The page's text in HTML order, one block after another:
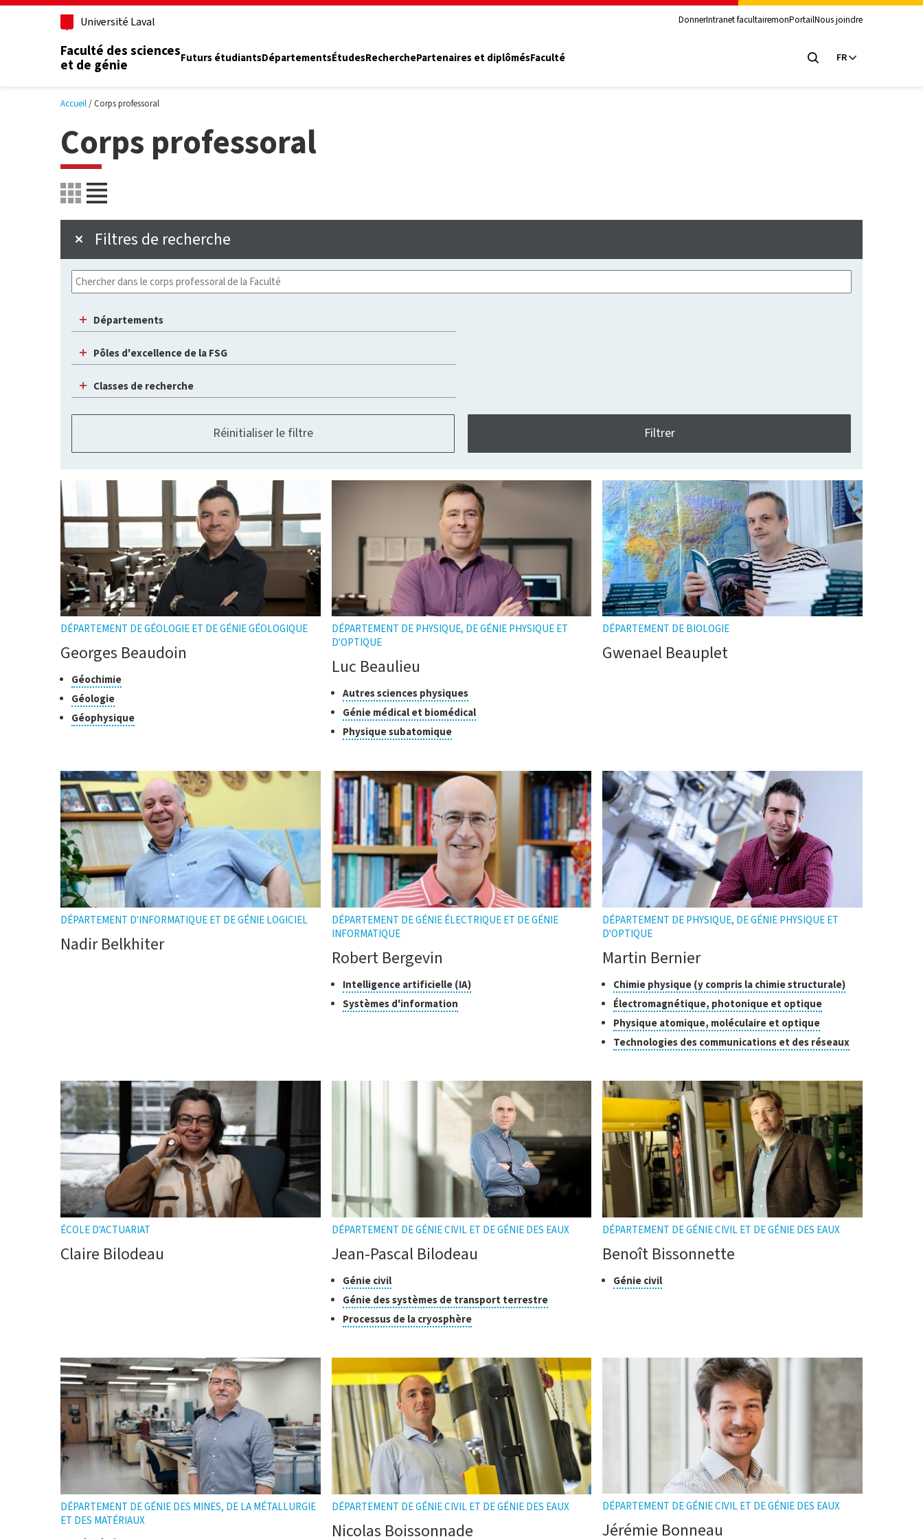
Aller au contenu principal
Université Laval DonnerIntranet facultairemonPortailNous joindre
Faculté des sciences
et de génie
Futurs étudiantsDépartementsÉtudesRecherchePartenaires et diplômésFaculté FR
Accueil Corps professoral
Corps professoral
Filtres de recherche
Départements
Pôles d'excellence de la FSG
Classes de recherche
DÉPARTEMENT DE GÉOLOGIE ET DE GÉNIE GÉOLOGIQUE
Georges Beaudoin
Classes
de
recherche
GéochimieCliquer
l'infobulle
GéologieCliquer
pour
ouvrir
GéophysiqueCliquer
DÉPARTEMENT DE PHYSIQUE, DE GÉNIE PHYSIQUE ET
D'OPTIQUE
Luc Beaulieu
Classes
de
recherche
Autres sciences physiquesCliquer
pour
ouvrir
Génie médical et biomédicalCliquer
Physique subatomiqueCliquer
l'infobulle
DÉPARTEMENT DE BIOLOGIE
Gwenael Beauplet
DÉPARTEMENT D'INFORMATIQUE ET DE GÉNIE LOGICIEL
Nadir Belkhiter
DÉPARTEMENT DE GÉNIE ÉLECTRIQUE ET DE GÉNIE
INFORMATIQUE
Robert Bergevin
Classes
de
recherche
Intelligence artificielle (IA)Cliquer
pour
Systèmes d'informationCliquer
pour
DÉPARTEMENT DE PHYSIQUE, DE GÉNIE PHYSIQUE ET
D'OPTIQUE
Martin Bernier
Classes
de
recherche
Chimie physique (y compris la chimie structurale)Cliquer
pour
Électromagnétique, photonique et optiqueCliquer
pour
l'infobulle
Physique atomique, moléculaire et optiqueCliquer
pour
ouvrir
Technologies des communications et des réseauxCliquer
pour
l'infobulle
ÉCOLE D'ACTUARIAT
Claire Bilodeau
DÉPARTEMENT DE GÉNIE CIVIL ET DE GÉNIE DES EAUX
Jean-Pascal Bilodeau
Classes
de
recherche
Génie civilCliquer
pour
ouvrir
l'infobulle
Génie des systèmes de transport terrestreCliquer
pour
Processus de la cryosphèreCliquer
pour
l'infobulle
DÉPARTEMENT DE GÉNIE CIVIL ET DE GÉNIE DES EAUX
Benoît Bissonnette
Classe
Génie civilCliquer
pour
DÉPARTEMENT DE GÉNIE DES MINES, DE LA MÉTALLURGIE
ET DES MATÉRIAUX
DÉPARTEMENT DE GÉNIE CIVIL ET DE GÉNIE DES EAUX
Nicolas Boissonnade
DÉPARTEMENT DE GÉNIE CIVIL ET DE GÉNIE DES EAUX
Jérémie Bonneau